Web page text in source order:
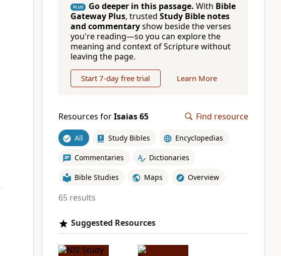
PLUS Go deeper in this passage. With Bible
Gateway Plus, trusted Study Bible notes
and commentaryshow beside the verses
you're reading—so you can explore the
meaning and context of Scripture without
leaving the page.
Start 7-day free trial Learn More
Resources forIsaias 65 Find resource
All Study Bibles Encyclopedias
Commentaries Dictionaries
Bible Studies Maps Overview
65 results
Suggested Resources